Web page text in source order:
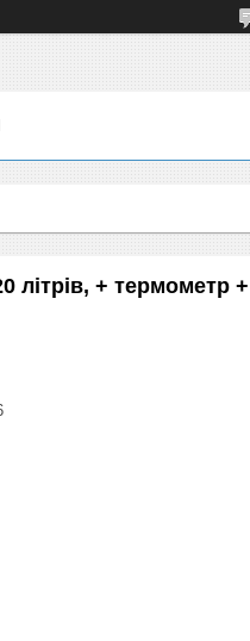
літрів, + термометр